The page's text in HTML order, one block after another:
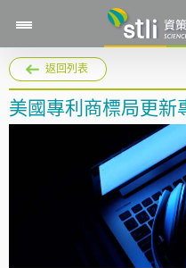
返回列表
美國專利商標局更新